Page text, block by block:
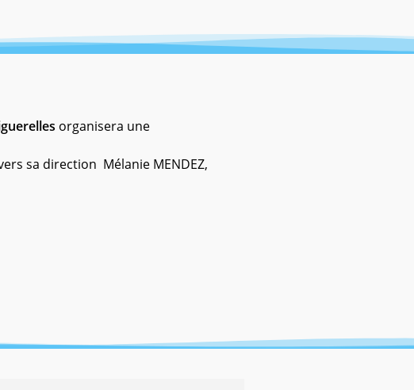
organisera une
sa direction Mélanie MENDEZ,